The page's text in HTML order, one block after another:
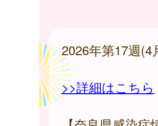
2026年第17週(4
>>詳細はこちら